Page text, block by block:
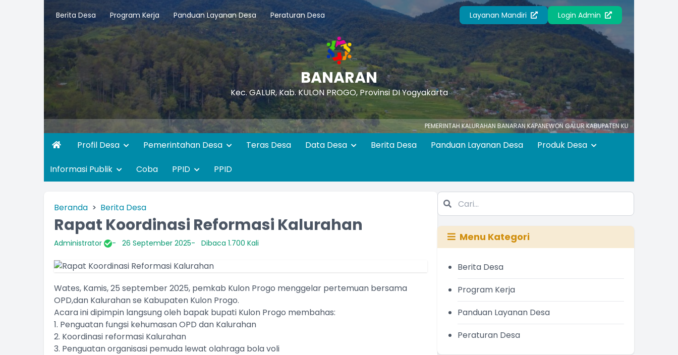
Berita Desa Program Kerja Panduan Layanan Desa Peraturan Desa Layanan Mandiri Login Admin
BANARAN
Kec. GALUR, Kab. KULON PROGO, Provinsi DI Yogyakarta
PEMERINTAH KALURAHAN BANARAN KAPANEWON GALUR KABUPATEN KULON PROGO Nomor
Profil Desa Pemerintahan Desa Teras Desa Data Desa Berita Desa Panduan Layanan Desa Produk Desa
Informasi Publik Coba PPID PPID
Beranda Berita Desa
Rapat Koordinasi Reformasi Kalurahan
Administrator 26 September 2025 Dibaca 1.700 Kali
Wates, Kamis, 25 september 2025, pemkab Kulon Progo menggelar pertemuan bersama
OPD,dan Kalurahan se Kabupaten Kulon Progo.
Acara ini dipimpin langsung oleh bapak bupati Kulon Progo membahas:
1. Penguatan fungsi kehumasan OPD dan Kalurahan
2. Koordinasi reformasi Kalurahan
3. Penguatan organisasi pemuda lewat olahraga bola voli
Menu Kategori
Berita Desa
Program Kerja
Panduan Layanan Desa
Peraturan Desa